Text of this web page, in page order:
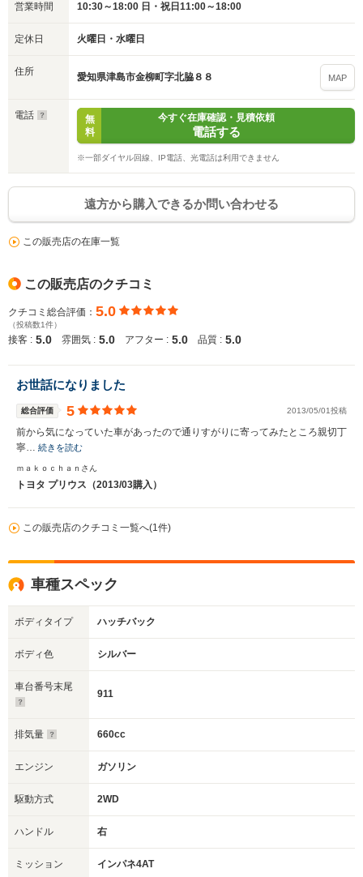
営業時間 10:30～18:00 日・祝日11:00～18:00
定休日 火曜日・水曜日
住所 愛知県津島市金柳町字北脇８８ MAP
電話
無
料
今すぐ在庫確認・見積依頼
電話する
※一部ダイヤル回線、IP電話、光電話は利用できません
遠方から購入できるか問い合わせる
この販売店の在庫一覧
この販売店のクチコミ
クチコミ総合評価： 5.0
（投稿数1件）
接客 : 5.0 雰囲気 : 5.0 アフター : 5.0 品質 : 5.0
お世話になりました
総合評価 5 2013/05/01投稿
前から気になっていた車があったので通りすがりに寄ってみたところ親切丁
寧… 続きを読む
ｍａｋｏｃｈａｎさん
トヨタ プリウス（2013/03購入）
この販売店のクチコミ一覧へ(1件)
車種スペック
ボディタイプ ハッチバック
ボディ色 シルバー
車台番号末尾
911
排気量 660cc
エンジン ガソリン
駆動方式 2WD
ハンドル 右
ミッション インパネ4AT